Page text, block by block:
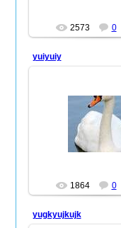
2573 0
yuiyuiy
26.10.2010
1864 0
yugkyujkujk